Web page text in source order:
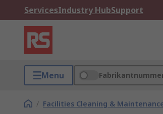
ServicesIndustry HubSupport
Menu
/ Facilities Cleaning &